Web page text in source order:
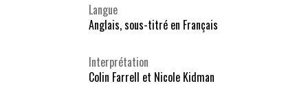
Langue
Anglais, sous-titré en Français
Interprétation
Colin Farrell et Nicole Kidman